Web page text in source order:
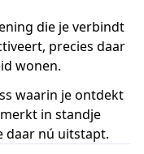
die je verbindt
precies daar
wonen.
waarin je ontdekt
in standje
daar nú uitstapt.